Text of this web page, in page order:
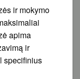
ir mokymo
apima
ir
specifinius